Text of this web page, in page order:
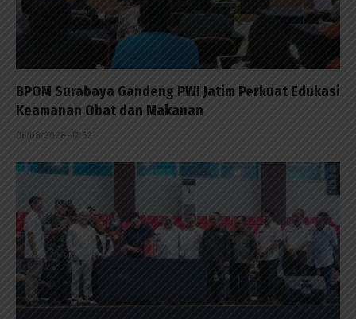
BPOM Surabaya Gandeng PWI Jatim Perkuat Edukasi
Keamanan Obat dan Makanan
06/08/2026 - 17:52